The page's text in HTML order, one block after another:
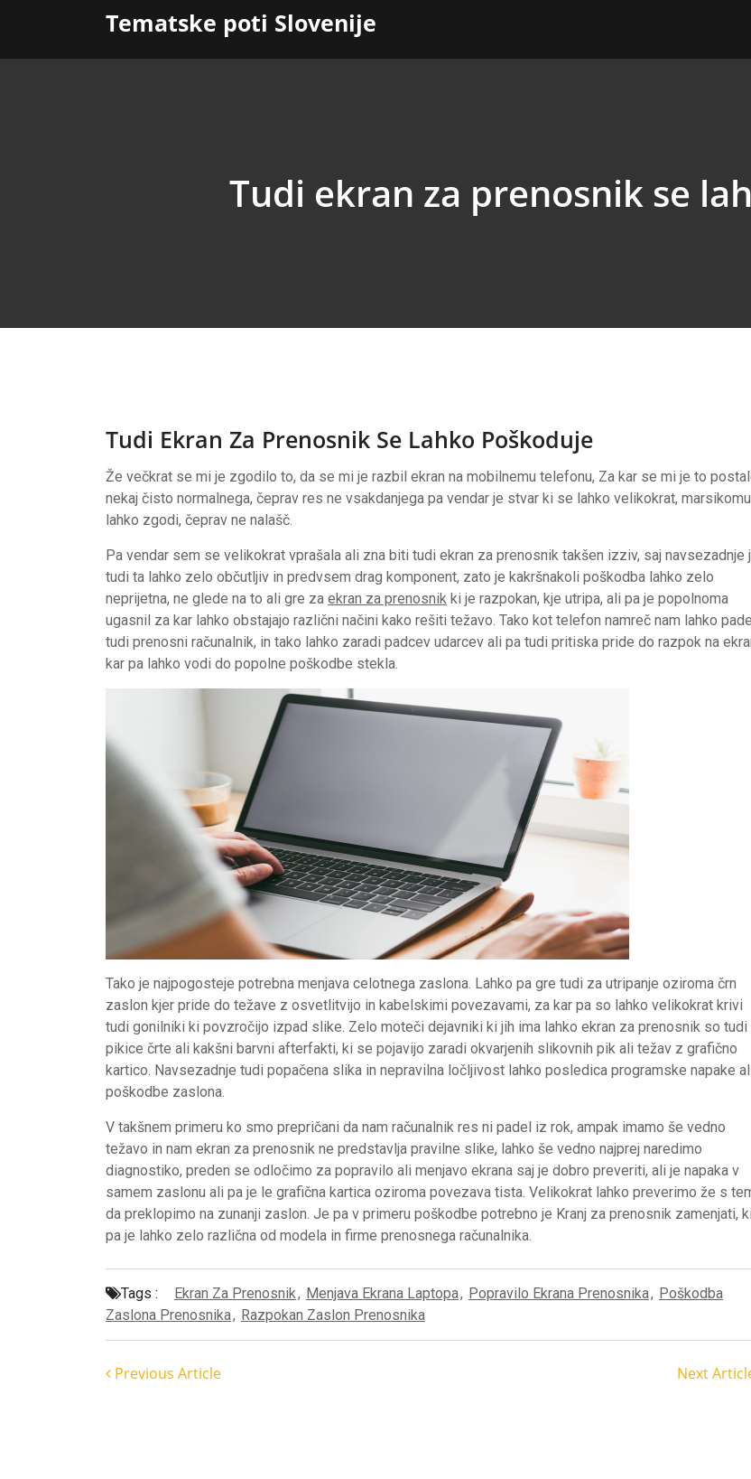
Tematske poti Slovenije
Tudi ekran za prenosnik se
Tudi Ekran Za Prenosnik Se Lahko Poškoduje
Že večkrat se mi je zgodilo to, da se mi je razbil ekran na mobilnemu telefonu, Za kar se mi je to
nekaj čisto normalnega, čeprav res ne vsakdanjega pa vendar je stvar ki se lahko velikokrat, marsikomu
lahko zgodi, čeprav ne nalašč.
Pa vendar sem se velikokrat vprašala ali zna biti tudi ekran za prenosnik takšen izziv, saj navsezadnje
tudi ta lahko zelo občutljiv in predvsem drag komponent, zato je kakršnakoli poškodba lahko zelo
neprijetna, ne glede na to ali gre za ekran za prenosnik ki je razpokan, kje utripa, ali pa je popolnoma
ugasnil za kar lahko obstajajo različni načini kako rešiti težavo. Tako kot telefon namreč nam lahko pade
tudi prenosni računalnik, in tako lahko zaradi padcev udarcev ali pa tudi pritiska pride do razpok na
kar pa lahko vodi do popolne poškodbe stekla.
Tako je najpogosteje potrebna menjava celotnega zaslona. Lahko pa gre tudi za utripanje oziroma črn
zaslon kjer pride do težave z osvetlitvijo in kabelskimi povezavami, za kar pa so lahko velikokrat krivi
tudi gonilniki ki povzročijo izpad slike. Zelo moteči dejavniki ki jih ima lahko ekran za prenosnik so tudi
pikice črte ali kakšni barvni afterfakti, ki se pojavijo zaradi okvarjenih slikovnih pik ali težav z grafično
kartico. Navsezadnje tudi popačena slika in nepravilna ločljivost lahko posledica programske napake
poškodbe zaslona.
V takšnem primeru ko smo prepričani da nam računalnik res ni padel iz rok, ampak imamo še vedno
težavo in nam ekran za prenosnik ne predstavlja pravilne slike, lahko še vedno najprej naredimo
diagnostiko, preden se odločimo za popravilo ali menjavo ekrana saj je dobro preveriti, ali je napaka v
samem zaslonu ali pa je le grafična kartica oziroma povezava tista. Velikokrat lahko preverimo že s
da preklopimo na zunanji zaslon. Je pa v primeru poškodbe potrebno je Kranj za prenosnik zamenjati, ki
pa je lahko zelo različna od modela in firme prenosnega računalnika.
Tags : Ekran Za Prenosnik, Menjava Ekrana Laptopa, Popravilo Ekrana Prenosnika, Poškodba
Zaslona Prenosnika, Razpokan Zaslon Prenosnika
Previous Article Next